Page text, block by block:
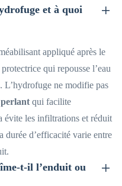
et à quoi
appliqué après le
qui repousse l’eau
L’hydrofuge ne modifie pas
qui facilite
évite les infiltrations et réduit
durée d’efficacité varie entre
t-il l’enduit ou